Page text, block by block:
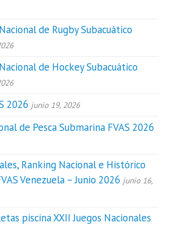
de Rugby Subacuático
de Hockey Subacuático
2026 junio 19, 2026
de Pesca Submarina FVAS 2026
Ranking Nacional e Histórico
Venezuela – Junio 2026 junio 16,
piscina XXII Juegos Nacionales